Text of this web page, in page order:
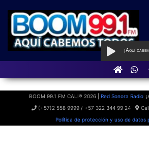
con Qué
BOOM
¡Aquí
BOOM 99.1 FM CALI® 2026 | Red Sonora Radio
(+57)2 558 9999 / +57 322 344 99 24
Política de protección y uso de datos